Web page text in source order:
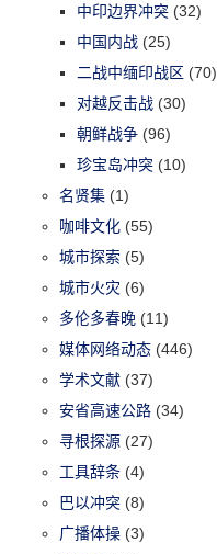
中印边界冲突 (32)
中国内战 (25)
二战中缅印战区 (70)
对越反击战 (30)
朝鲜战争 (96)
珍宝岛冲突 (10)
名贤集 (1)
咖啡文化 (55)
城市探索 (5)
城市火灾 (6)
多伦多春晚 (11)
媒体网络动态 (446)
学术文献 (37)
安省高速公路 (34)
寻根探源 (27)
工具辞条 (4)
巴以冲突 (8)
广播体操 (3)